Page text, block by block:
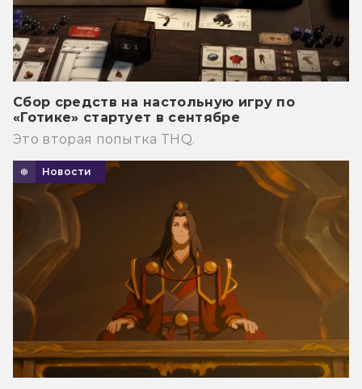
Сбор средств на настольную игру по
«Готике» стартует в сентябре
Это вторая попытка THQ.
Новости